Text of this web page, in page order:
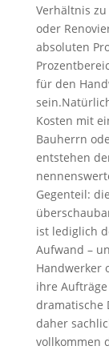
Verhältnis
oder
absoluten
für den
Kosten mit
Bauherrn
entstehen
Gegenteil:
ist lediglich
Aufwand –
Handwerker
ihre
dramatische
daher
vollkommen